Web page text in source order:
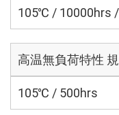
105℃ / 10000hrs
高温無負荷特性
105℃ / 500hrs